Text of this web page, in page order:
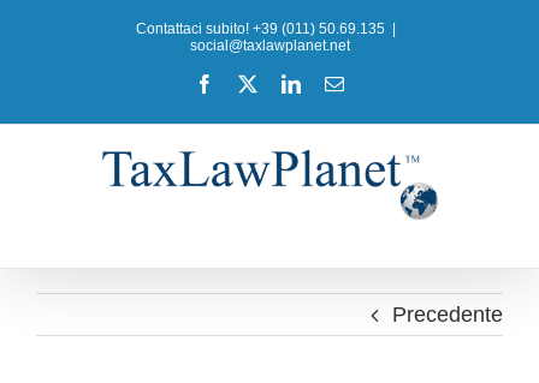
Contattaci subito! +39 (011) 50.69.135
social@taxlawplanet.net
Facebook LinkedInEmail
Precedente